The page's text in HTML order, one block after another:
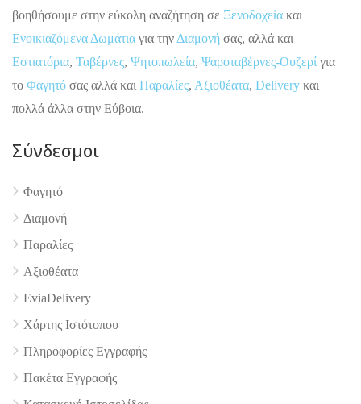
βοηθήσουμε στην εύκολη αναζήτηση σε Ξενοδοχεία και
Ενοικιαζόμενα Δωμάτια για την Διαμονή σας, αλλά και
Εστιατόρια, Ταβέρνες, Ψητοπωλεία, Ψαροταβέρνες-Ουζερί για
το Φαγητό σας αλλά και Παραλίες, Αξιοθέατα, Delivery και
πολλά άλλα στην Εύβοια.
Σύνδεσμοι
Φαγητό
Διαμονή
Παραλίες
Αξιοθέατα
EviaDelivery
Χάρτης Ιστότοπου
Πληροφορίες Εγγραφής
Πακέτα Εγγραφής